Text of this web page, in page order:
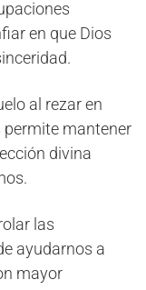
en que Dios
al rezar en
permite mantener
divina
las
ayudarnos a
mayor